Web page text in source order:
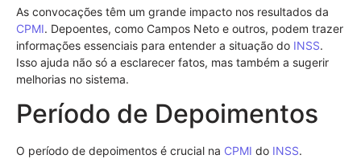
As convocações têm um grande impacto nos resultados da
CPMI. Depoentes, como Campos Neto e outros, podem trazer
informações essenciais para entender a situação do INSS.
Isso ajuda não só a esclarecer fatos, mas também a sugerir
melhorias no sistema.
Período de Depoimentos
O período de depoimentos é crucial na CPMI do INSS.